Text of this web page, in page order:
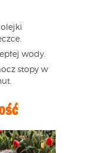
wody.
stopy w